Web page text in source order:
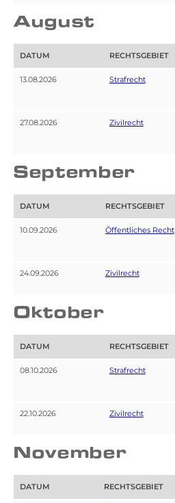
August
DATUM RECHTSGEBIET
13.08.2026 Strafrecht
27.08.2026 Zivilrecht
September
DATUM RECHTSGEBIET
10.09.2026 Öffentliches Recht
24.09.2026 Zivilrecht
Oktober
DATUM RECHTSGEBIET
08.10.2026 Strafrecht
22.10.2026 Zivilrecht
November
DATUM RECHTSGEBIET